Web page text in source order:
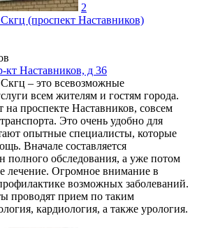
2
(проспект Наставников)
кт Наставников, д 36
– это всевозможные
всем жителям и гостям города.
проспекте Наставников, совсем
Это очень удобно для
опытные специалисты, которые
Вначале составляется
полного обследования, а уже потом
лечение. Огромное внимание в
возможных заболеваний.
проводят прием по таким
кардиология, а также урология.